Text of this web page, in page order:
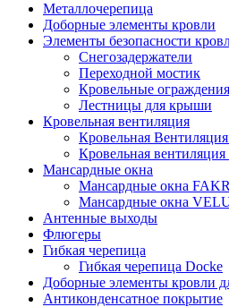
Металлочерепица
Доборные элементы кровли
Элементы безопасности
Снегозадержатели
Переходной мостик
Кровельные ограждения
Лестницы для крыши
Кровельная вентиляция
Кровельная
Кровельная
Мансардные окна
Мансардные окна
Мансардные окна
Антенные выходы
Флюгеры
Гибкая черепица
Гибкая черепица Docke
Доборные элементы кровли
Антиконденсатное покрытие